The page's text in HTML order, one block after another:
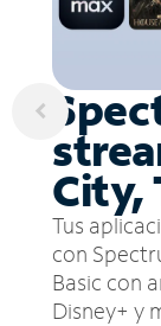
City,
Tus
con
Basic con
Disney+ y